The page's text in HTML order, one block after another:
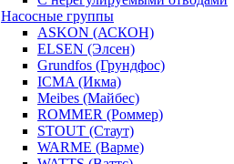
Насосные группы
ASKON (АСКОН)
ELSEN (Элсен)
Grundfos (Грундфос)
ICMA (Икма)
Meibes (Майбес)
ROMMER (Роммер)
STOUT (Стаут)
WARME (Варме)